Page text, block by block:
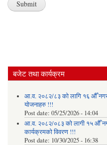
बजेट तथा कार्यक्रम
आ.व. २०८२/८३ को लागि १६ औँ
योजनाहरु !!!
Post date: 05/25/2026 - 14:04
आ.व. २०८२/०८३ को लागी १५ औँ
कार्यक्रमको विवरण !!!
Post date: 10/30/2025 - 16:38